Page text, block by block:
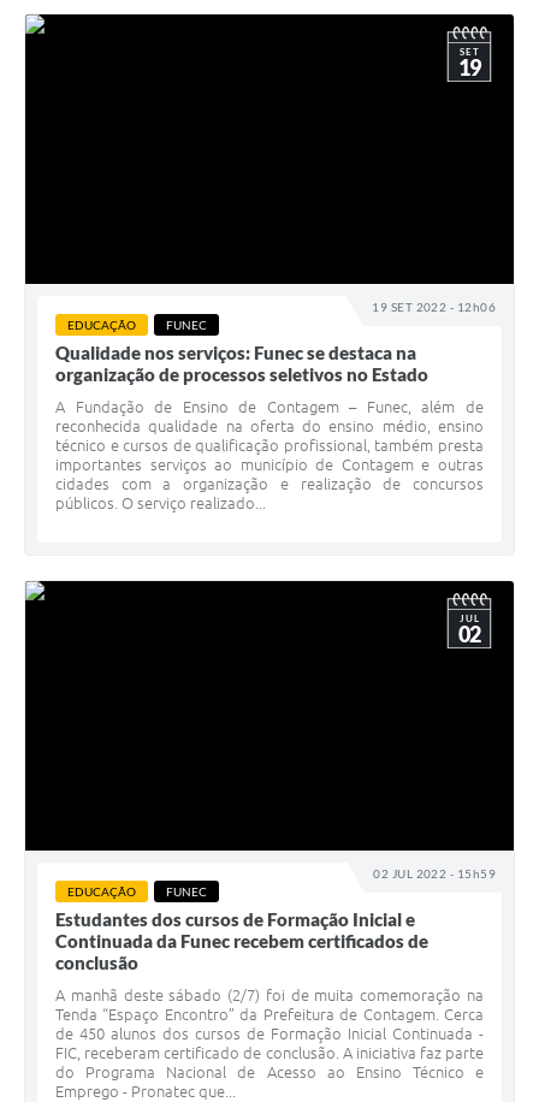
19 SET 2022 - 12h06
SET
19
EDUCAÇÃO FUNEC
Qualidade nos serviços: Funec se destaca na
organização de processos seletivos no Estado
A Fundação de Ensino de Contagem – Funec, além de
reconhecida qualidade na oferta do ensino médio, ensino
técnico e cursos de qualificação profissional, também presta
importantes serviços ao município de Contagem e outras
cidades com a organização e realização de concursos
públicos. O serviço realizado...
02 JUL 2022 - 15h59
JUL
02
EDUCAÇÃO FUNEC
Estudantes dos cursos de Formação Inicial e
Continuada da Funec recebem certificados de
conclusão
A manhã deste sábado (2/7) foi de muita comemoração na
Tenda “Espaço Encontro” da Prefeitura de Contagem. Cerca
de 450 alunos dos cursos de Formação Inicial Continuada -
FIC, receberam certificado de conclusão. A iniciativa faz parte
do Programa Nacional de Acesso ao Ensino Técnico e
Emprego - Pronatec que...